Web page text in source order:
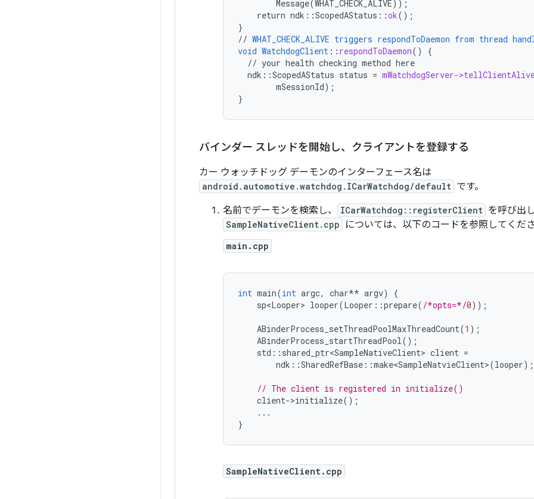
Message(WHAT_CHECK_ALIVE)) ;
return ndk : :ScopedAStatus ::ok();
}
// WHAT_CHECK_ALIVE triggers respondToDaemon from thread
void WatchdogClient :: respondToDaemon()
{
// your health checking method here
ndk : :ScopedAStatus status = mWatchdogServer-
mSessionId);
}
バインダー スレッドを開始し、クライアントを登録する
カー ウォッチドッグ デーモンのインターフェース名は
android.automotive.watchdog.ICarWatchdog/default です。
名前でデーモンを検索し、
ICarWatchdog::registerClient を呼び出
SampleNativeClient.cpp については、以下のコードを参照してくだ
main.cpp
int main(int argc, char** argv)
{
sp<Looper> looper(Looper ::prepare( /*opts=*/0));
ABinderProcess_setThreadPoolMaxThreadCount(1 );
ABinderProcess_startThreadPool();
std :: shared_ptr<SampleNativeClient> client =
ndk ::SharedRefBase ::make<SampleNatvieClient>(looper);
// The client is registered in initialize()
client->initialize();
...
}
SampleNativeClient.cpp